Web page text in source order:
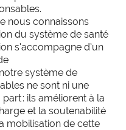
hospitalier
déposés par les
une politique
et à impact.
nous connaissons
du système de santé
s’accompagne d’un
système de
ne sont ni une
: ils améliorent à la
et la soutenabilité
mobilisation de cette